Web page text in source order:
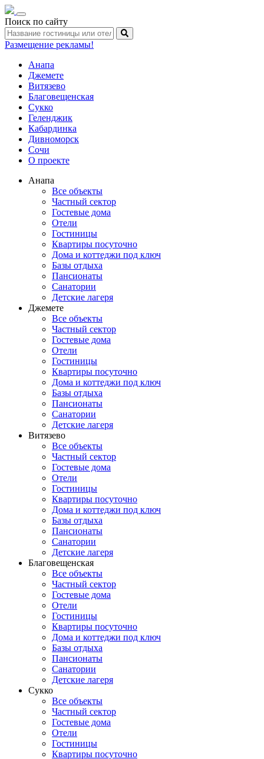
Toggle
navigation
Поиск по сайту
Размещение рекламы!
Анапа
Джемете
Витязево
Благовещенская
Сукко
Геленджик
Кабардинка
Дивноморск
Сочи
О проекте
Анапа
Все объекты
Частный сектор
Гостевые дома
Отели
Гостиницы
Квартиры посуточно
Дома и коттеджи под ключ
Базы отдыха
Пансионаты
Санатории
Детские лагеря
Джемете
Все объекты
Частный сектор
Гостевые дома
Отели
Гостиницы
Квартиры посуточно
Дома и коттеджи под ключ
Базы отдыха
Пансионаты
Санатории
Детские лагеря
Витязево
Все объекты
Частный сектор
Гостевые дома
Отели
Гостиницы
Квартиры посуточно
Дома и коттеджи под ключ
Базы отдыха
Пансионаты
Санатории
Детские лагеря
Благовещенская
Все объекты
Частный сектор
Гостевые дома
Отели
Гостиницы
Квартиры посуточно
Дома и коттеджи под ключ
Базы отдыха
Пансионаты
Санатории
Детские лагеря
Сукко
Все объекты
Частный сектор
Гостевые дома
Отели
Гостиницы
Квартиры посуточно